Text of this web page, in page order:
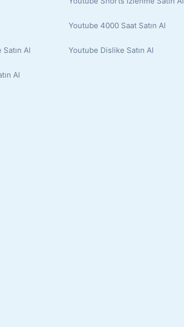
Satın Al
Al
Youtube 4000 Saat Satın Al
Youtube Dislike Satın Al